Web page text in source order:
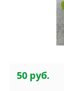
50 руб.